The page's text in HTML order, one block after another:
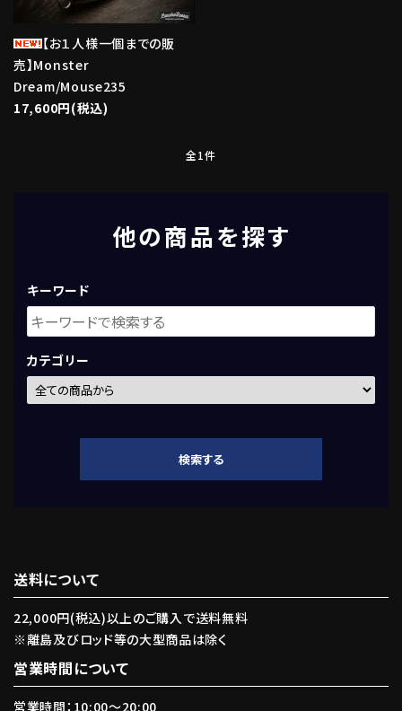
【お１人様一個までの販
売】Monster
Dream/Mouse235
17,600円(税込)
全1件
他の商品を探す
キーワード
カテゴリー
検索する
キーワード
カテゴリー
送料について
22,000円(税込)以上のご購入で送料無料
※離島及びロッド等の大型商品は除く
営業時間について
営業時間：10:00〜20:00